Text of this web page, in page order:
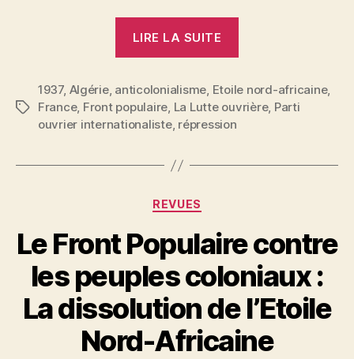
LIRE LA SUITE
pour
le
Étiquettes
1937, Algérie, anticolonialisme, Etoile nord-africaine,
France, Front populaire, La Lutte ouvrière, Parti
ouvrier internationaliste, répression
Catégories
REVUES
Le Front Populaire contre
les peuples coloniaux :
La dissolution de l’Etoile
Nord-Africaine
a
S